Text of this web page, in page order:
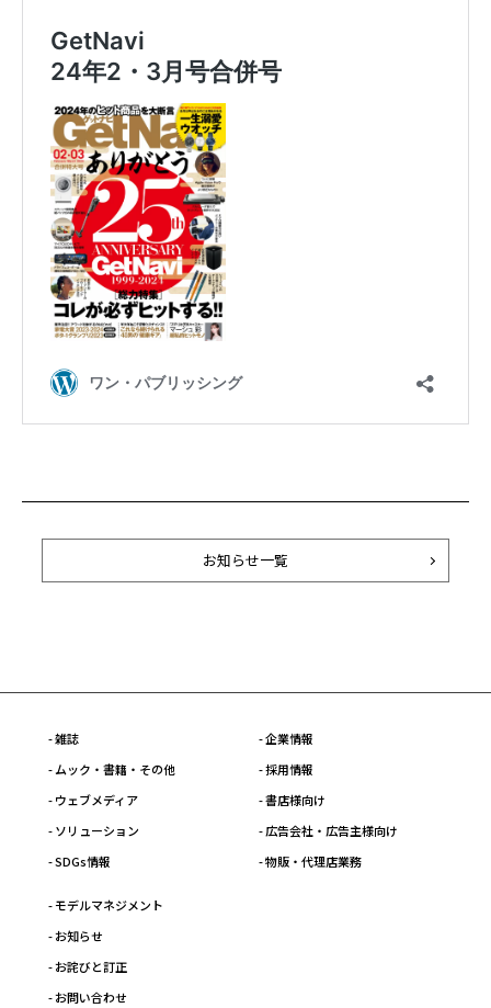
お知らせ一覧
- 雑誌
- ムック・書籍・その他
- ウェブメディア
- ソリューション
- SDGs情報
- 企業情報
- 採用情報
- 書店様向け
- 広告会社・広告主様向け
- 物販・代理店業務
- モデルマネジメント
- お知らせ
- お詫びと訂正
- お問い合わせ